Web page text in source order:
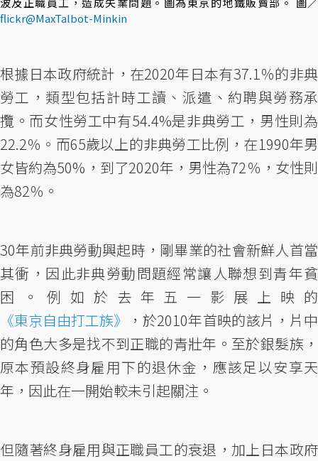
flickr@MaxTalbot-Minkin
根據日本政府統計，在2020年日本有37.1％的非典
勞工，類型包括計時工讀、派遣、約聘與勞務承
攬。而女性勞工中有54.4%是非典勞工，男性則為
22.2％。而65歲以上的非典勞工比例，在1990年男
女皆約為50%，到了2020年，男性為72％，女性則
為82％。
30年前非典勞動興起時，剛畢業的社會新鮮人首當
其衝，因此非典勞動問題經常讓人聯想到青年貧
困。例如於去年五一影展上映的
《東京自由打工族》
，於2010年首映的該片，片中
的角色大多是找不到正職的青壯年。至於銀髮族，
原本預設終身雇用下的退休金，應該足以安享天
年，因此在一開始較未引起關注。
但隨著終身雇用與正職員工的衰退，加上日本政府